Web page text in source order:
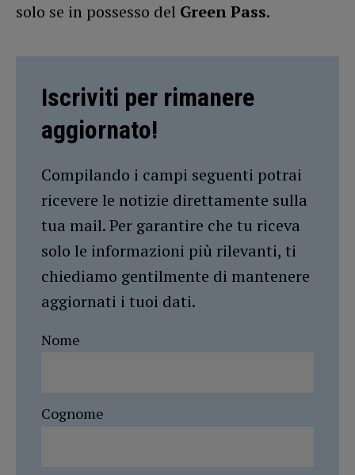
solo se in possesso del Green Pass.
Iscriviti per rimanere
aggiornato!
Compilando i campi seguenti potrai
ricevere le notizie direttamente sulla
tua mail. Per garantire che tu riceva
solo le informazioni più rilevanti, ti
chiediamo gentilmente di mantenere
aggiornati i tuoi dati.
Nome
Cognome